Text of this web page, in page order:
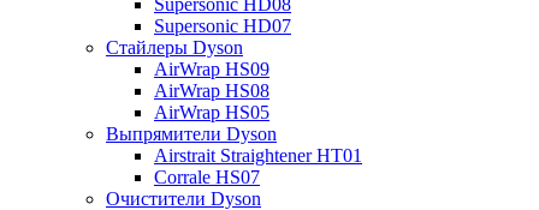
Supersonic HD08
Supersonic HD07
Стайлеры Dyson
AirWrap HS09
AirWrap HS08
AirWrap HS05
Выпрямители Dyson
Airstrait Straightener HT01
Corrale HS07
Очистители Dyson